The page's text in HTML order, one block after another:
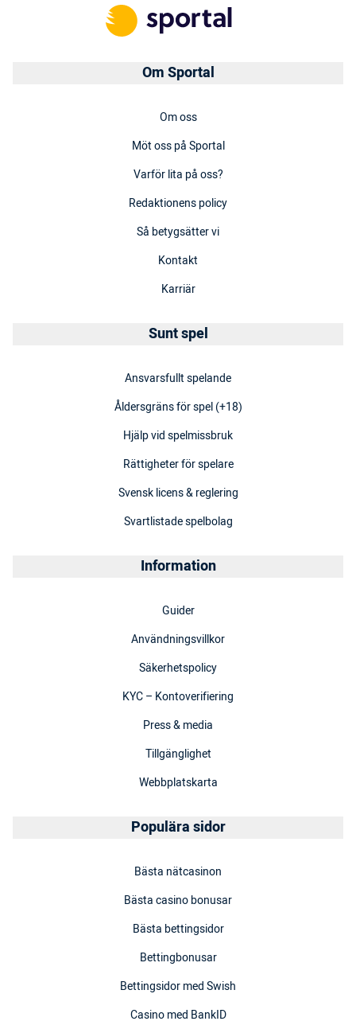
Om Sportal
Om oss
Möt oss på Sportal
Varför lita på oss?
Redaktionens policy
Så betygsätter vi
Kontakt
Karriär
Sunt spel
Ansvarsfullt spelande
Åldersgräns för spel (+18)
Hjälp vid spelmissbruk
Rättigheter för spelare
Svensk licens & reglering
Svartlistade spelbolag
Information
Guider
Användningsvillkor
Säkerhetspolicy
KYC – Kontoverifiering
Press & media
Tillgänglighet
Webbplatskarta
Populära sidor
Bästa nätcasinon
Bästa casino bonusar
Bästa bettingsidor
Bettingbonusar
Bettingsidor med Swish
Casino med BankID